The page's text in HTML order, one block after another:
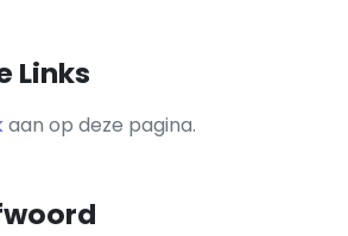
Links
aan op deze pagina.